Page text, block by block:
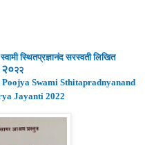
स्थितप्रज्ञानंदसरस्वती लिखित
२०२२
Swami Sthitapradnyanand
Jayanti 2022